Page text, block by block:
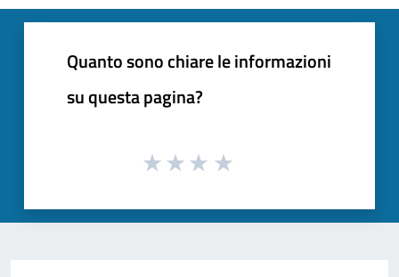
Quanto sono chiare le informazioni
su questa pagina?